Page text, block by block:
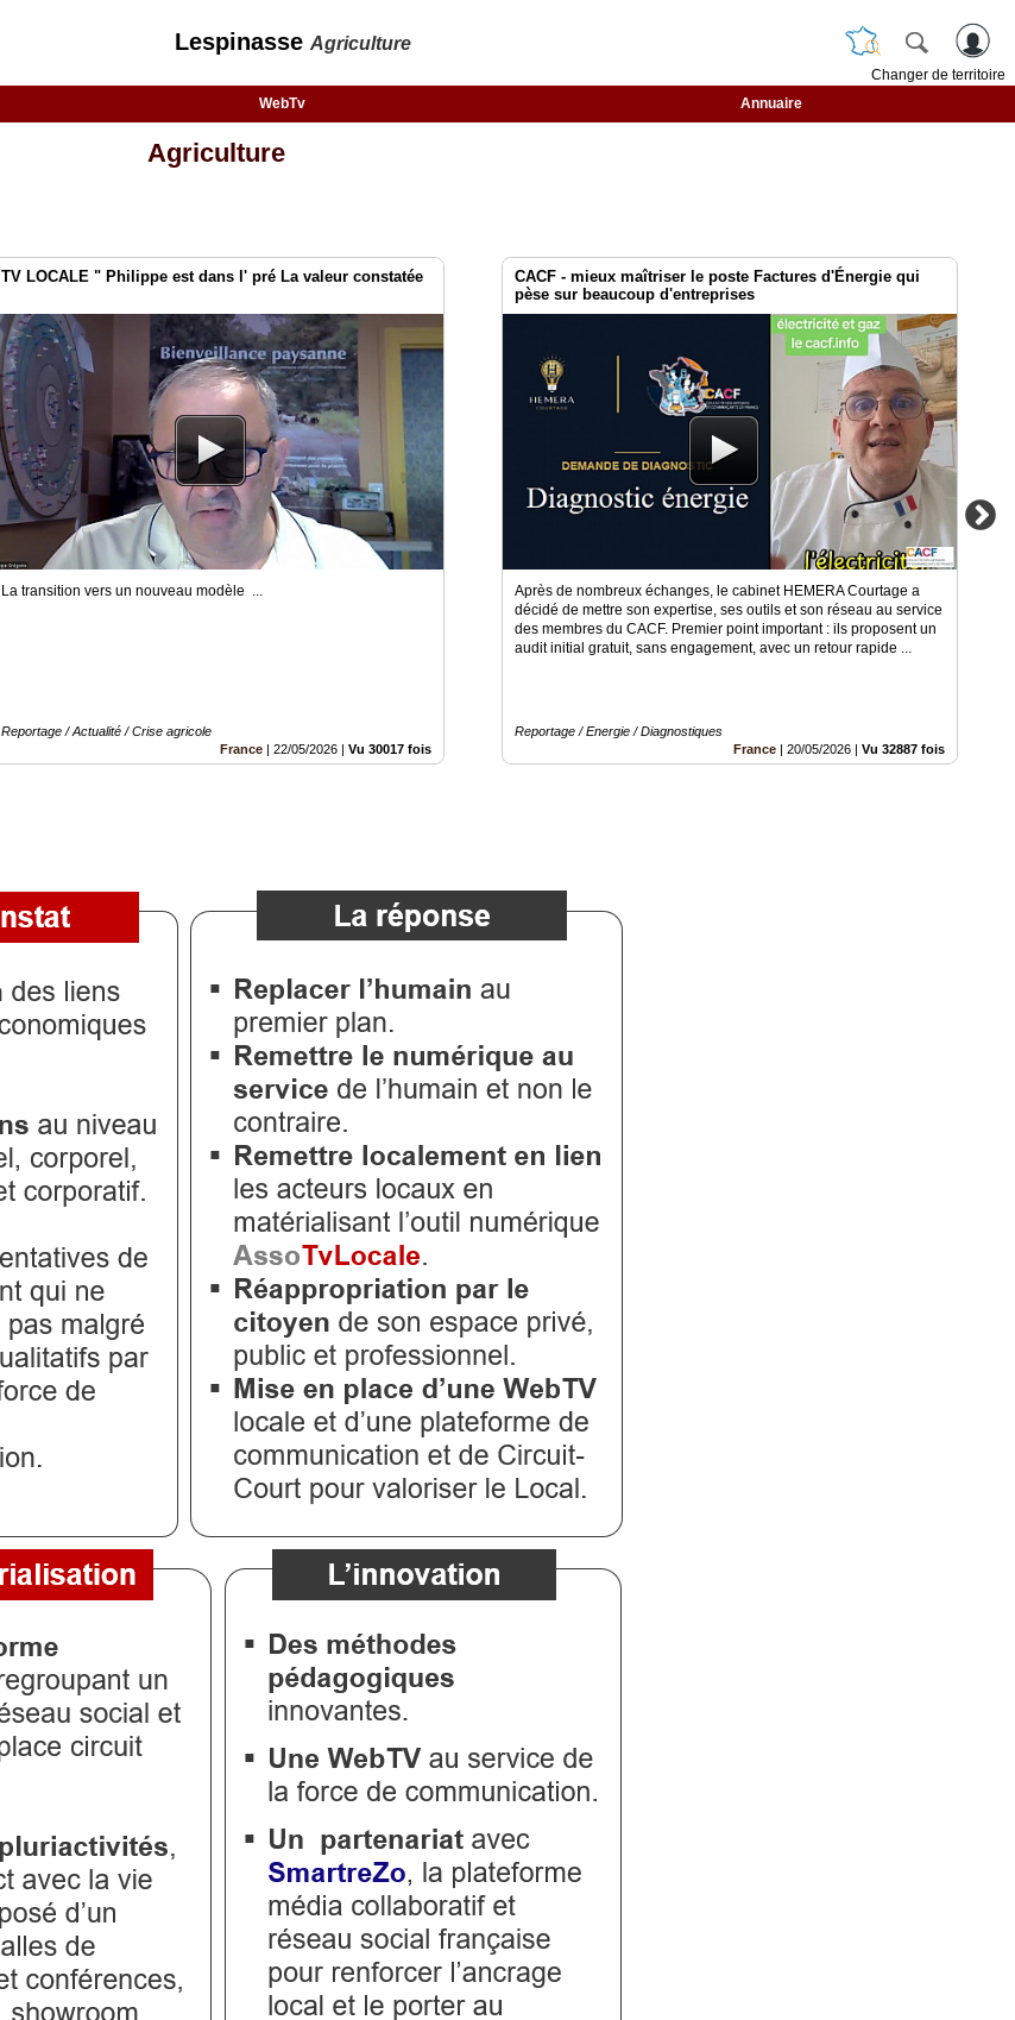
Lespinasse Agriculture
Changer de territoire
WebTv Annuaire
Agriculture
TV LOCALE " Philippe est dans l' pré La valeur constatée
La transition vers un nouveau modèle ...
Reportage / Actualité / Crise agricole
France | 22/05/2026 | Vu 30017 fois
CACF - mieux maîtriser le poste Factures d'Énergie qui
pèse sur beaucoup d'entreprises
Après de nombreux échanges, le cabinet HEMERA Courtage a
décidé de mettre son expertise, ses outils et son réseau au service
des membres du CACF. Premier point important : ils proposent un
audit initial gratuit, sans engagement, avec un retour rapide ...
Reportage / Energie / Diagnostiques
France | 20/05/2026 | Vu 32887 fois